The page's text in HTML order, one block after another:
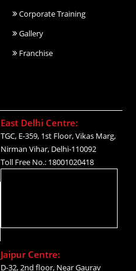
Corporate Training
Gallery
Franchise
East Delhi Centre:
TGC, E-359, 1st Floor, Vikas Marg,
Nirman Vihar, Delhi-110092
Toll Free No.: 18001020418
Jaipur Centre:
D-32, 2nd floor, Near Gaurav